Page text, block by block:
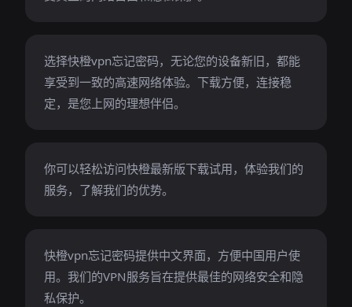
选择快橙vpn忘记密码，无论您的设备新旧，都能
享受到一致的高速网络体验。下载方便，连接稳
定，是您上网的理想伴侣。
你可以轻松访问快橙最新版下载试用，体验我们的
服务，了解我们的优势。
快橙vpn忘记密码提供中文界面，方便中国用户使
用。我们的VPN服务旨在提供最佳的网络安全和隐
私保护。